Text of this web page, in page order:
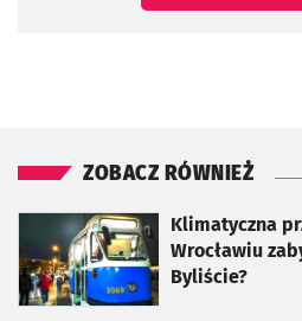
ZOBACZ RÓWNIEŻ
Klimatyczna
Wrocławiu
Byliście?
otworzy się w nowej karcie